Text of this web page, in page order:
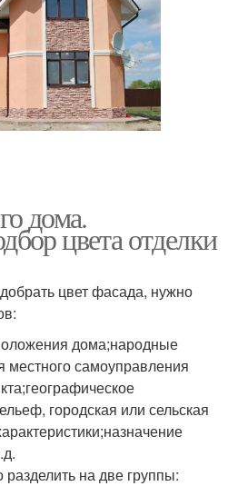
дома.
цвета отделки
цвет фасада, нужно
дома;народные
местного самоуправления
городская или сельская
на две группы: